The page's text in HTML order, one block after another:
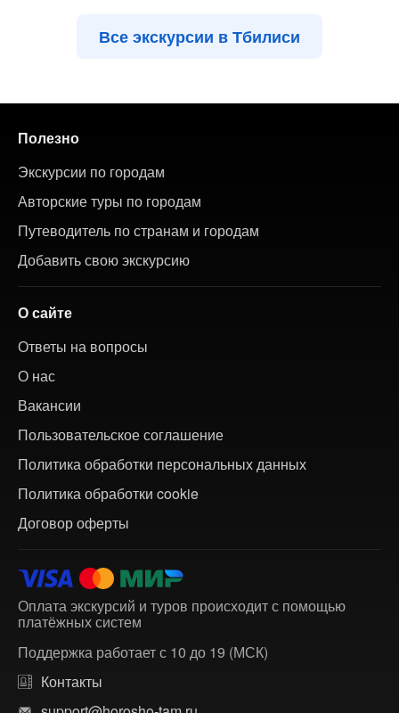
Все экскурсии в Тбилиси
Полезно
Экскурсии по городам
Авторские туры по городам
Путеводитель по странам и городам
Добавить свою экскурсию
О сайте
Ответы на вопросы
О нас
Вакансии
Пользовательское соглашение
Политика обработки персональных данных
Политика обработки cookie
Договор оферты
Оплата экскурсий и туров происходит с помощью
платёжных систем
Поддержка работает с 10 до 19 (МСК)
Контакты